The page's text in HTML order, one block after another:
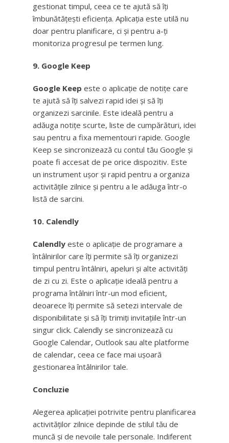
gestionat timpul, ceea ce te ajută să îți
îmbunătățești eficiența. Aplicația este utilă nu
doar pentru planificare, ci și pentru a-ți
monitoriza progresul pe termen lung.
9. Google Keep
Google Keep este o aplicație de notițe care
te ajută să îți salvezi rapid idei și să îți
organizezi sarcinile. Este ideală pentru a
adăuga notițe scurte, liste de cumpărături, idei
sau pentru a fixa mementouri rapide. Google
Keep se sincronizează cu contul tău Google și
poate fi accesat de pe orice dispozitiv. Este
un instrument ușor și rapid pentru a organiza
activitățile zilnice și pentru a le adăuga într-o
listă de sarcini.
10. Calendly
Calendly este o aplicație de programare a
întâlnirilor care îți permite să îți organizezi
timpul pentru întâlniri, apeluri și alte activități
de zi cu zi. Este o aplicație ideală pentru a
programa întâlniri într-un mod eficient,
deoarece îți permite să setezi intervale de
disponibilitate și să îți trimiți invitațiile într-un
singur click. Calendly se sincronizează cu
Google Calendar, Outlook sau alte platforme
de calendar, ceea ce face mai ușoară
gestionarea întâlnirilor tale.
Concluzie
Alegerea aplicației potrivite pentru planificarea
activităților zilnice depinde de stilul tău de
muncă și de nevoile tale personale. Indiferent